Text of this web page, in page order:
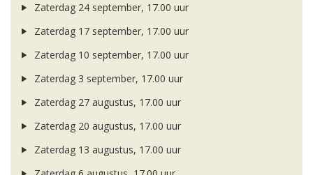
Zaterdag 24 september, 17.00 uur
Zaterdag 17 september, 17.00 uur
Zaterdag 10 september, 17.00 uur
Zaterdag 3 september, 17.00 uur
Zaterdag 27 augustus, 17.00 uur
Zaterdag 20 augustus, 17.00 uur
Zaterdag 13 augustus, 17.00 uur